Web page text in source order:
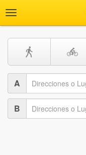
Toggle
navigation
A
B